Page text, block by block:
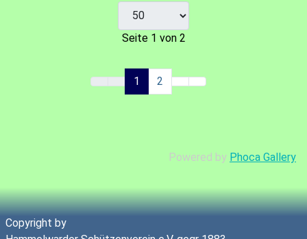
Seite 1 von 2
1 2
Powered by Phoca Gallery
Copyright by